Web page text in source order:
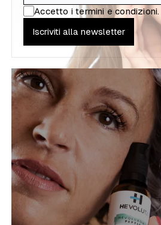
Accetto itermini e condizioni.
Iscriviti alla newsletter